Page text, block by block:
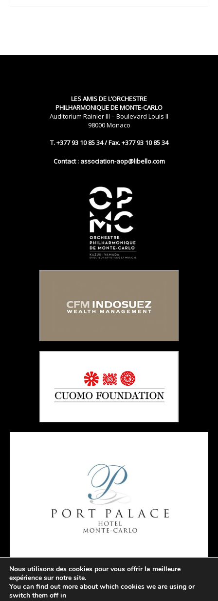
LES AMIS DE L’ORCHESTRE
PHILHARMONIQUE DE MONTE-CARLO
Auditorium Rainier III – Boulevard Louis II
98000 Monaco
T. +377 93 10 85 34 / Fax. +377 93 10 85 34
Contact : association-aop@libello.com
Nous utilisons des cookies pour vous offrir la meilleure
expérience sur notre site.
You can find out more about which cookies we are using or
switch them off in